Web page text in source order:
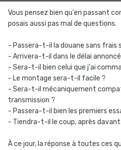
Vous pensez bien qu'en passant
posais aussi pas mal de questions.
- Passera-t-il la douane sans frais
- Arrivera-t-il dans le délai
- Sera-t-il bien celui que j'ai
- Le montage sera-t-il facile ?
- Sera-t-il mécaniquement
transmission ?
- Passera-t-il bien les premiers
- Tiendra-t-il le coup, après
À ce jour, la réponse à toutes ces